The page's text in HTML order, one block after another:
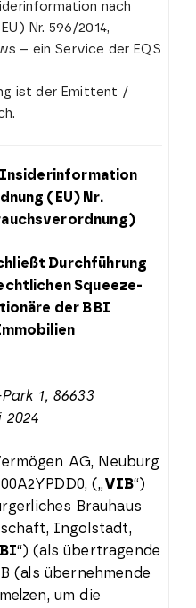
nach
Nr. 596/2014,
– ein Service der EQS
ist der Emittent /
(EU) Nr.
Durchführung
Squeeze-
der BBI
1, 86633
2024
AG, Neuburg
(„VIB“)
Brauhaus
Ingolstadt,
“) (als übertragende
(als übernehmende
um die